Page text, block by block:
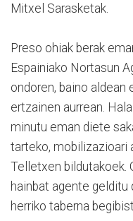
Mitxel Sarasketak.
Preso ohiak berak
Espainiako Nortasun
ondoren, baino aldean
ertzainen aurrean.
minutu eman diete
tarteko, mobilizazioari
Telletxen bildutakoek.
hainbat agente gelditu
herriko taberna